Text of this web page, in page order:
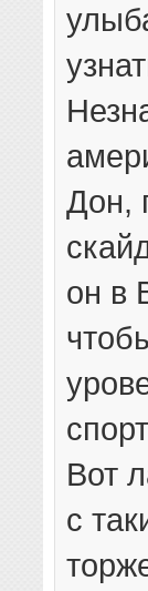
Дон,
он в
Вот
с